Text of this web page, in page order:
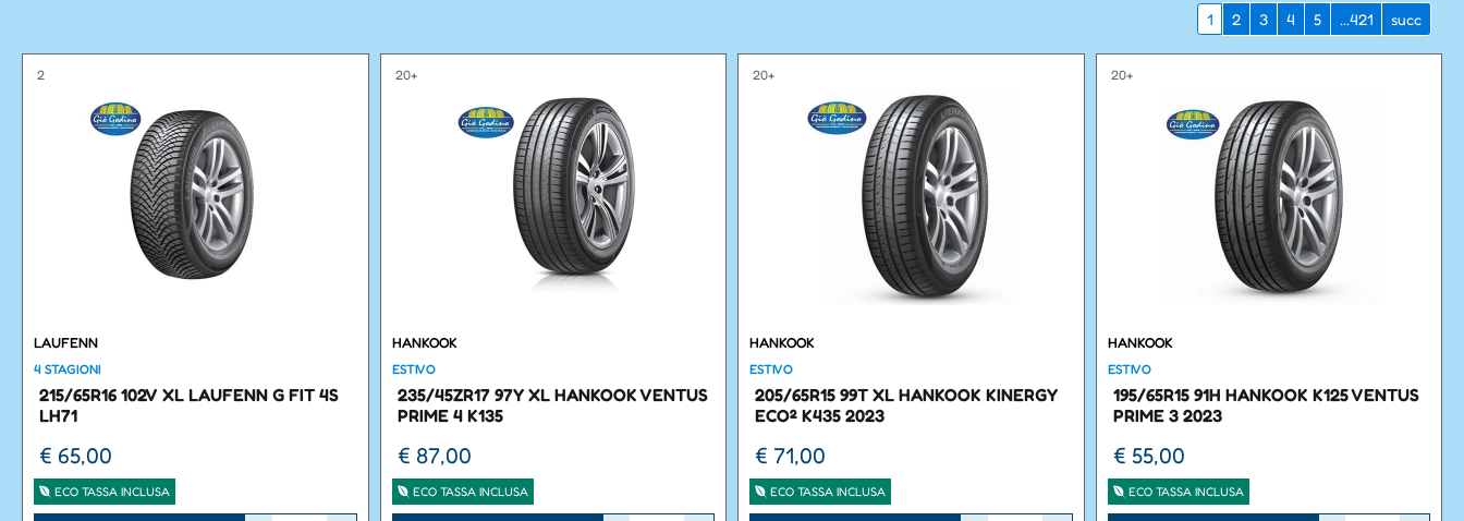
1 2 3 4 5 ...421 succ
2
LAUFENN
4 STAGIONI
215/65R16 102V XL LAUFENN G FIT 4S
LH71
€ 65,00
ECO TASSA INCLUSA
20+
HANKOOK
ESTIVO
235/45ZR17 97Y XL HANKOOK VENTUS
PRIME 4 K135
€ 87,00
ECO TASSA INCLUSA
20+
HANKOOK
ESTIVO
205/65R15 99T XL HANKOOK KINERGY
ECO² K435 2023
€ 71,00
ECO TASSA INCLUSA
20+
HANKOOK
ESTIVO
195/65R15 91H HANKOOK K125 VENTUS
PRIME 3 2023
€ 55,00
ECO TASSA INCLUSA